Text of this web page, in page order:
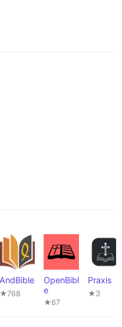
AndBible
★768
OpenBibl
e
★67
Praxis
★3